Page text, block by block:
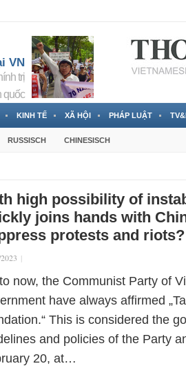
VN
trị
quốc
KINH TẾ XÃ HỘI PHÁP LUẬT
RUSSISCH CHINESISCH
high possibility of
joins hands with
protests and riots?
|
now, the Communist Party of
have always affirmed
This is considered the
and policies of the Party
20, at…